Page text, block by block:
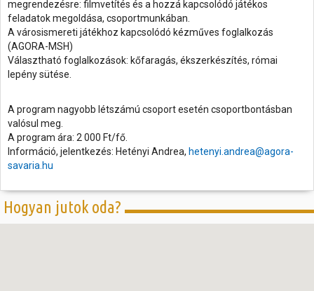
megrendezésre: filmvetítés és a hozzá kapcsolódó játékos
feladatok megoldása, csoportmunkában.
A városismereti játékhoz kapcsolódó kézműves foglalkozás
(AGORA-MSH)
Választható foglalkozások: kőfaragás, ékszerkészítés, római
lepény sütése.
A program nagyobb létszámú csoport esetén csoportbontásban
valósul meg.
A program ára: 2 000 Ft/fő.
Információ, jelentkezés: Hetényi Andrea, hetenyi.andrea@agora-
savaria.hu
Hogyan jutok oda?